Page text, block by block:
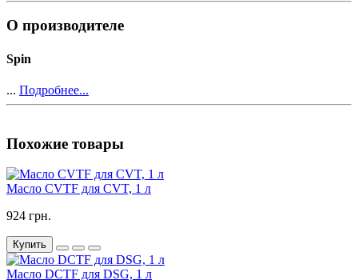
О производителе
Spin
... Подробнее...
Похожие товары
Масло CVTF для CVT, 1 л
924 грн.
Купить
Масло DCTF для DSG, 1 л